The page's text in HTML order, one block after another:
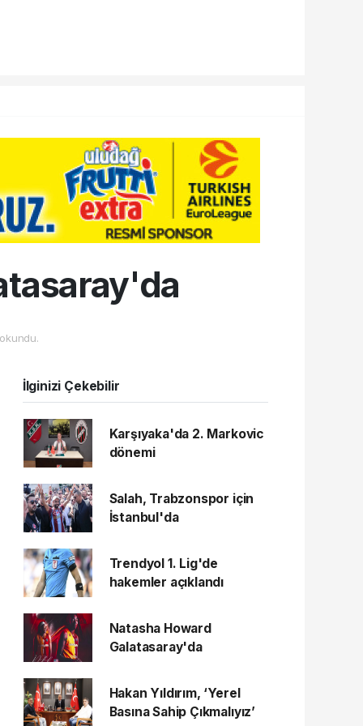
İlginizi Çekebilir
Karşıyaka'da 2. Markovic
dönemi
Salah, Trabzonspor için
İstanbul'da
Trendyol 1. Lig'de
hakemler açıklandı
Natasha Howard
Galatasaray'da
Hakan Yıldırım, ‘Yerel
Basına Sahip Çıkmalıyız’